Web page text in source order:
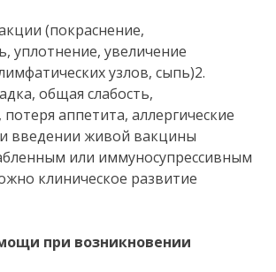
(покраснение,
уплотнение, увеличение
узлов, сыпь)2.
общая слабость,
аппетита, аллергические
введении живой вакцины
или иммуносупрессивным
клиническое развитие
при возникновении